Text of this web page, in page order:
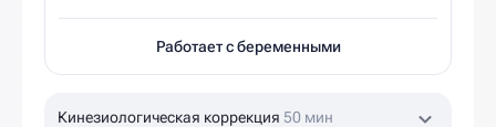
Работает с беременными
Кинезиологическая коррекция 50 мин